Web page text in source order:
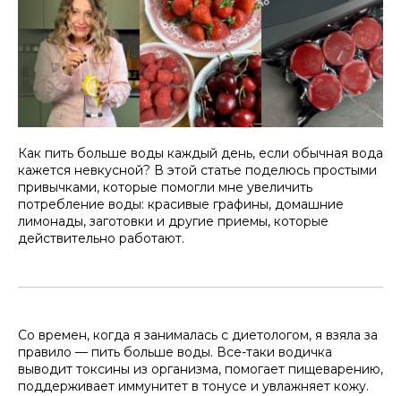
Как пить больше воды каждый день, если обычная вода
кажется невкусной? В этой статье поделюсь простыми
привычками, которые помогли мне увеличить
потребление воды: красивые графины, домашние
лимонады, заготовки и другие приемы, которые
действительно работают.
Со времен, когда я занималась с диетологом, я взяла за
правило — пить больше воды. Все-таки водичка
выводит токсины из организма, помогает пищеварению,
поддерживает иммунитет в тонусе и увлажняет кожу.